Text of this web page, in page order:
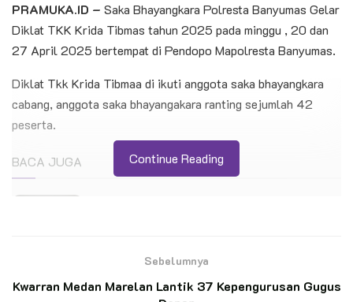
PRAMUKA.ID – Saka Bhayangkara Polresta Banyumas Gelar
Diklat TKK Krida Tibmas tahun 2025 pada minggu , 20 dan
27 April 2025 bertempat di Pendopo Mapolresta Banyumas.
Diklat Tkk Krida Tibmaa di ikuti anggota saka bhayangkara
cabang, anggota saka bhayangakara ranting sejumlah 42
peserta.
BACA JUGA
Ketua Kwarran Patimpeng Lepas Pramuka
Penggalang Asal MTs Ar-Rahmah Patimpeng
Continue Reading
Sebelumnya
Kwarran Medan Marelan Lantik 37 Kepengurusan Gugus